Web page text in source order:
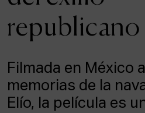
Intranet
EUS
ESP
republicano
Filmada en México
memorias de la
Elío, la película es